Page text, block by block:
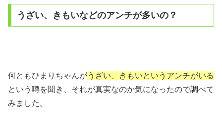
うざい、きもいなどのアンチが多いの？
何ともひまりちゃんがうざい、きもいというアンチがいる
という噂を聞き、それが真実なのか気になったので調べて
みました。